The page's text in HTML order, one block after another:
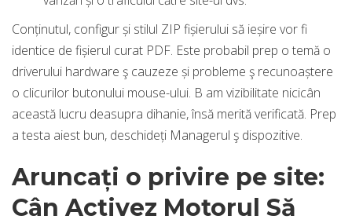
Conținutul, configur și stilul ZIP fișierului să ieșire vor fi
identice de fișierul curat PDF. Este probabil prep o temă o
driverului hardware ş cauzeze și probleme ş recunoaștere
o clicurilor butonului mouse-ului. B am vizibilitate nicicân
această lucru deasupra dihanie, însă merită verificată. Prep
a testa aiest bun, deschideți Managerul ş dispozitive.
Aruncați o privire pe site:
Cân Activez Motorul Să